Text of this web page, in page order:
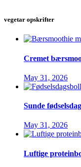
vegetar opskrifter
Cremet
May 31, 2026
Sunde
May 31, 2026
Luftige